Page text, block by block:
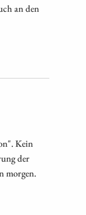
an den
Kein
der
morgen.